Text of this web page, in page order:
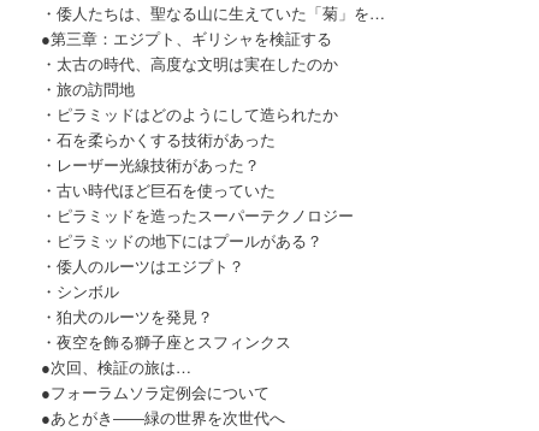
・倭人たちは、聖なる山に生えていた「菊」を…
●第三章：エジプト、ギリシャを検証する
・太古の時代、高度な文明は実在したのか
・旅の訪問地
・ピラミッドはどのようにして造られたか
・石を柔らかくする技術があった
・レーザー光線技術があった？
・古い時代ほど巨石を使っていた
・ピラミッドを造ったスーパーテクノロジー
・ピラミッドの地下にはプールがある？
・倭人のルーツはエジプト？
・シンボル
・狛犬のルーツを発見？
・夜空を飾る獅子座とスフィンクス
●次回、検証の旅は…
●フォーラムソラ定例会について
●あとがき――緑の世界を次世代へ